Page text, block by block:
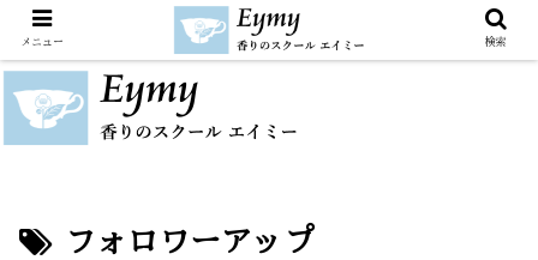
フォロワーアップ
メニュー 検索